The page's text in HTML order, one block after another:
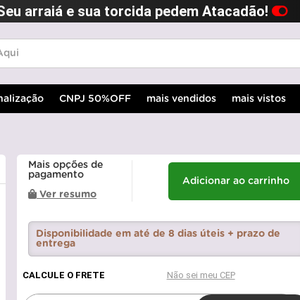
arraiá e sua torcida pedem Atacadão!
CNPJ 50%OFF mais vendidos mais vistos
Mais opções de
pagamento
Ver resumo
Adicionar ao carrinho
Disponibilidade em até de 8 dias úteis + prazo de
entrega